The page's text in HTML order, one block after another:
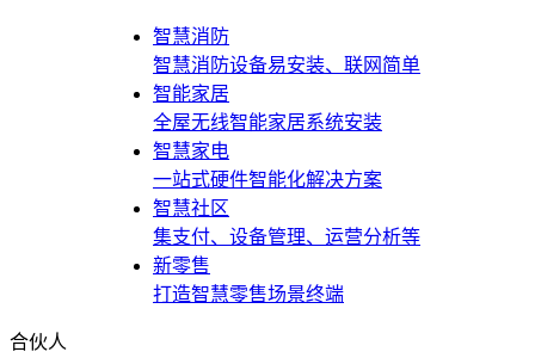
智慧消防
智慧消防设备易安装、联网简单
智能家居
全屋无线智能家居系统安装
智慧家电
一站式硬件智能化解决方案
智慧社区
集支付、设备管理、运营分析等
新零售
打造智慧零售场景终端
合伙人